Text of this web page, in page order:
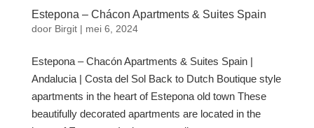
Estepona – Chácon Apartments & Suites Spain
door Birgit| mei 6, 2024
Estepona – Chacón Apartments & Suites Spain |
Andalucia | Costa del Sol Back to Dutch Boutique style
apartments in the heart of Estepona old town These
beautifully decorated apartments are located in the